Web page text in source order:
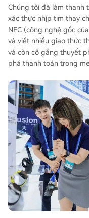
Chúng tôi đã làm thanh
xác thực nhịp tim thay
NFC (công nghệ gốc
và viết nhiều giao thức
và còn cố gắng thuyết
phá thanh toán trong